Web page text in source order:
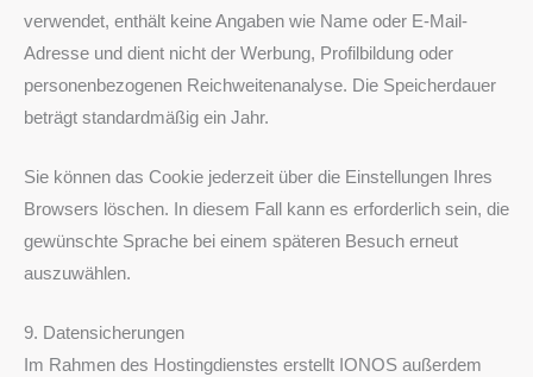
verwendet, enthält keine Angaben wie Name oder E-Mail-
Adresse und dient nicht der Werbung, Profilbildung oder
personenbezogenen Reichweitenanalyse. Die Speicherdauer
beträgt standardmäßig ein Jahr.
Sie können das Cookie jederzeit über die Einstellungen Ihres
Browsers löschen. In diesem Fall kann es erforderlich sein, die
gewünschte Sprache bei einem späteren Besuch erneut
auszuwählen.
9. Datensicherungen
Im Rahmen des Hostingdienstes erstellt IONOS außerdem